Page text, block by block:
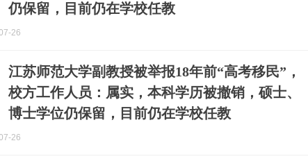
仍保留，目前仍在学校任教
26
江苏师范大学副教授被举报18年前“高考移民”，
校方工作人员：属实，本科学历被撤销，硕士、
博士学位仍保留，目前仍在学校任教
26